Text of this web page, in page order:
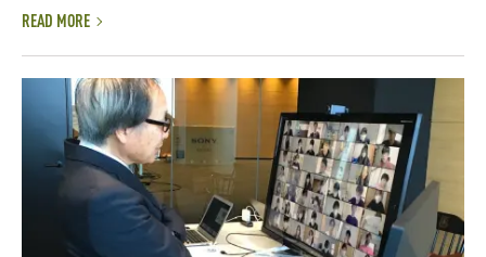
READ MORE